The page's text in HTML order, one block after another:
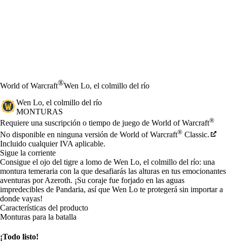
World of Warcraft®Wen Lo, el colmillo del río
Wen Lo, el colmillo del río
MONTURAS
Precio
Available actions
Requiere una suscripción o tiempo de juego de World of Warcraft®
No disponible en ninguna versión de World of Warcraft® Classic.
Incluido cualquier IVA aplicable.
Sigue la corriente
Consigue el ojo del tigre a lomo de Wen Lo, el colmillo del río: una
montura temeraria con la que desafiarás las alturas en tus emocionantes
aventuras por Azeroth. ¡Su coraje fue forjado en las aguas
impredecibles de Pandaria, así que Wen Lo te protegerá sin importar a
donde vayas!
Características del producto
Monturas para la batalla
¡Todo listo!